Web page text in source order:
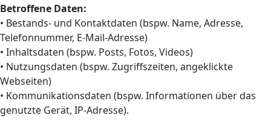
Betroffene Daten:
• Bestands- und Kontaktdaten (bspw. Name, Adresse,
Telefonnummer, E-Mail-Adresse)
• Inhaltsdaten (bspw. Posts, Fotos, Videos)
• Nutzungsdaten (bspw. Zugriffszeiten, angeklickte
Webseiten)
• Kommunikationsdaten (bspw. Informationen über das
genutzte Gerät, IP-Adresse).